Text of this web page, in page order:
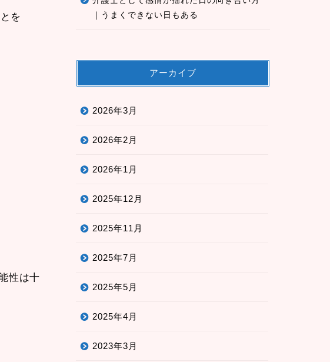
を
性は十
｜うまくできない日もある
アーカイブ
2026年3月
2026年2月
2026年1月
2025年12月
2025年11月
2025年7月
2025年5月
2025年4月
2023年3月